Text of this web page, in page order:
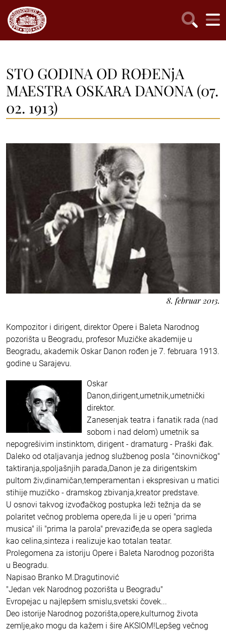
STO GODINA OD ROĐENjA
MAESTRA OSKARA DANONA (07.
02. 1913)
8. februar 2013.
Kompozitor i dirigent, direktor Opere i Baleta Narodnog
pozorišta u Beogradu, profesor Muzičke akademije u
Beogradu, akademik Oskar Danon rođen je 7. februara 1913.
godine u Sarajevu.
Oskar
Danon,dirigent,umetnik,umetnički
direktor.
Zanesenjak teatra i fanatik rada (nad
sobom i nad delom) umetnik sa
nepogrešivim instinktom, dirigent - dramaturg - Praški đak.
Daleko od otaljavanja jednog službenog posla "činovničkog"
taktiranja,spoljašnjih parada,Danon je za dirigentskim
pultom živ,dinamičan,temperamentan i ekspresivan u matici
stihije muzičko - dramskog zbivanja,kreator predstave.
U osnovi takvog izvođačkog postupka leži težnja da se
polaritet večnog problema opere,da li je u operi "prima
musica" ili "prima la parola" prevaziđe,da se opera sagleda
kao celina,sinteza i realizuje kao totalan teatar.
Prolegomena za istoriju Opere i Baleta Narodnog pozorišta
u Beogradu.
Napisao Branko M.Dragutinović
"Jedan vek Narodnog pozorišta u Beogradu"
Evropejac u najlepšem smislu,svetski čovek...
Deo istorije Narodnog pozorišta,opere,kulturnog života
zemlje,ako mogu da kažem i šire AKSIOM!Lepšeg večnog